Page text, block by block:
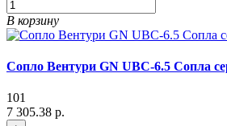
В корзину
Сопло Вентури GN UBC-6.5 Сопла
101
7 305.38 р.